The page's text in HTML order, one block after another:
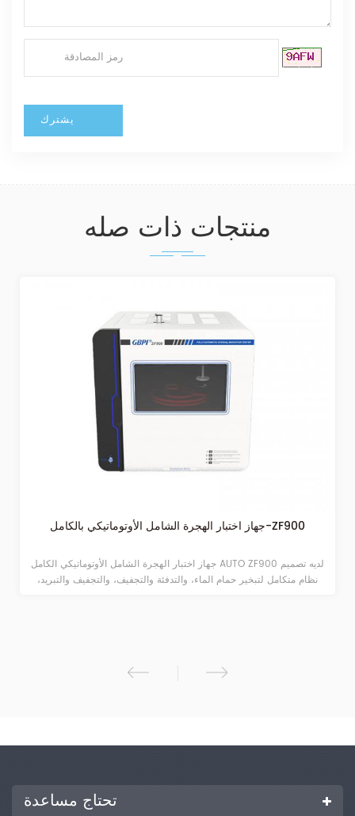
منتجات ذات صله
جهاز اختبار الهجرة الشامل الأوتوماتيكي بالكامل-ZF900
جهاز اختبار الهجرة الشامل الأوتوماتيكي الكامل AUTO ZF900 لديه تصميم
نظام متكامل لتبخير حمام الماء، والتدفئة والتجفيف، والتجفيف والتبريد،
تحتاج مساعدة